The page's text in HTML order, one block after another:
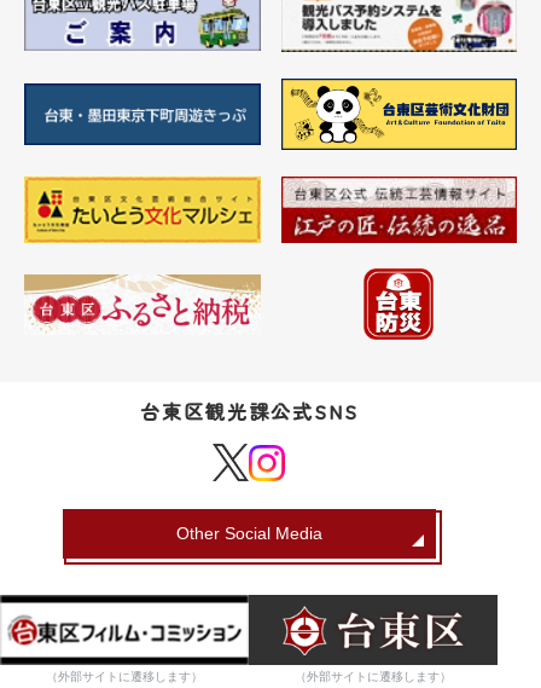
台東区観光課公式SNS
Other Social Media
（外部サイトに遷移します） （外部サイトに遷移します）